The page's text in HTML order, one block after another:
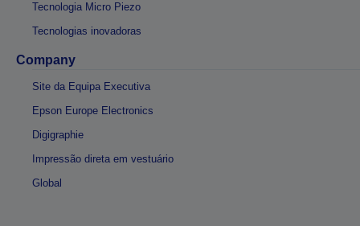
Tecnologia Micro Piezo
Tecnologias inovadoras
Company
Site da Equipa Executiva
Epson Europe Electronics
Digigraphie
Impressão direta em vestuário
Global